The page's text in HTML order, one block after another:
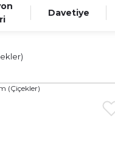
Davetiye